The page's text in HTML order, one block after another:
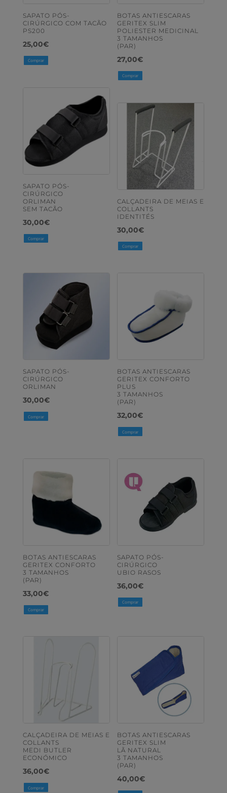
SAPATO PÓS-
CIRÚRGICO COM TACÃO
PS200
25,00€
Comprar
BOTAS ANTIESCARAS
GERITEX SLIM
POLIESTER MEDICINAL
3 TAMANHOS
(PAR)
27,00€
Comprar
SAPATO PÓS-
CIRÚRGICO
ORLIMAN
SEM TACÃO
30,00€
Comprar
CALÇADEIRA DE MEIAS E
COLLANTS
IDENTITÉS
30,00€
Comprar
SAPATO PÓS-
CIRÚRGICO
ORLIMAN
30,00€
Comprar
BOTAS ANTIESCARAS
GERITEX CONFORTO
PLUS
3 TAMANHOS
(PAR)
32,00€
Comprar
BOTAS ANTIESCARAS
GERITEX CONFORTO
3 TAMANHOS
(PAR)
33,00€
Comprar
SAPATO PÓS-
CIRÚRGICO
UBIO RASOS
36,00€
Comprar
CALÇADEIRA DE MEIAS E
COLLANTS
MEDI BUTLER
ECONÓMICO
36,00€
Comprar
BOTAS ANTIESCARAS
GERITEX SLIM
LÃ NATURAL
3 TAMANHOS
(PAR)
40,00€